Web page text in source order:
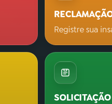
Registre sua
SOLICITAÇÃO